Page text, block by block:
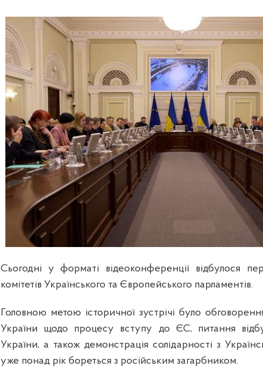
Сьогодні у форматі відеоконференції відбулося
комітетів Українського та Європейського парламентів.
Головною метою історичної зустрічі було
України щодо процесу вступу до ЄС, питання
України, а також демонстрація солідарності з
уже понад рік бореться з російським загарбником.